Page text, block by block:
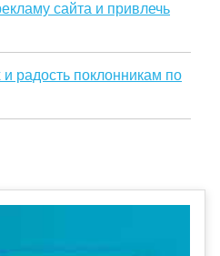
сайта и привлечь
радость поклонникам по